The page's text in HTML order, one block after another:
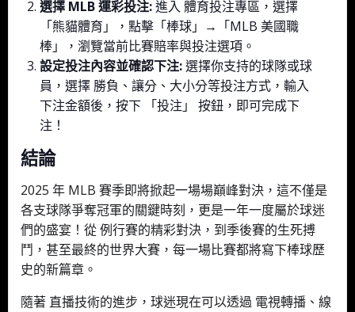
選擇 MLB 運彩投注:進入 體育投注專區，選擇
「熊貓體育」，點擊「棒球」→「MLB 美國職
棒」，瀏覽當前比賽賠率與投注選項。
設定投注內容並確認下注:選擇你支持的球隊或球
員，選擇 勝負、讓分、大小分等投注方式，輸入
下注金額後，按下 「投注」 按鈕，即可完成下
注！
結論
2025 年 MLB 賽季即將掀起一場場巔峰對決，這不僅是
各支球隊爭奪冠軍的關鍵時刻，更是一年一度屬於球迷
們的盛宴！從 例行賽的精彩對決，到季後賽的生死搏
鬥，甚至最終的世界大賽，每一場比賽都將寫下棒球歷
史的新篇章。
隨著 直播技術的進步，球迷現在可以透過 電視轉播、線